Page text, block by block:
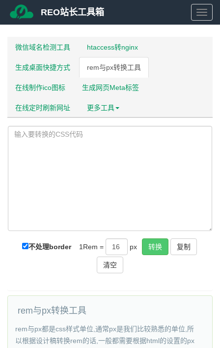
REO
具
REO站长工具箱
微信域名检测工具 htaccess转nginx
生成桌面快捷方式 rem与px转换工具
在线制作ico图标 生成网页Meta标签
在线定时刷新网址 更多工具
不处理border 1Rem = px 复制
rem与px转换工具
rem与px都是css样式单位,通常px是我们比较熟悉的单位,所
以根据设计稿转换rem的话,一般都需要根据html的设置的px